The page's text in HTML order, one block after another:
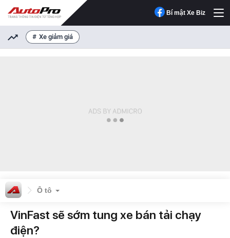
Bí mật Xe Biz
Xe giảm giá
Ô tô
VinFast sẽ sớm tung xe bán tải chạy
điện?